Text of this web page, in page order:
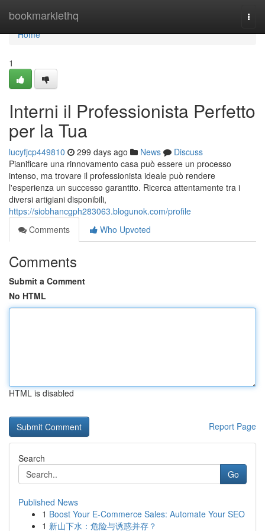
bookmarklethq
Home
Home
1
Interni il Professionista Perfetto
per la Tua
lucyfjcp449810 299 days ago News
Discuss
Pianificare una rinnovamento casa può essere un processo
intenso, ma trovare il professionista ideale può rendere
l'esperienza un successo garantito. Ricerca attentamente tra i
diversi artigiani disponibili,
https://siobhancgph283063.blogunok.com/profile
Comments
Who Upvoted
Comments
Submit a Comment
No HTML
HTML is disabled
Report Page
Search
Go
Published News
1 Boost Your E-Commerce Sales: Automate Your SEO
1 新山下水：危险与诱惑并存？